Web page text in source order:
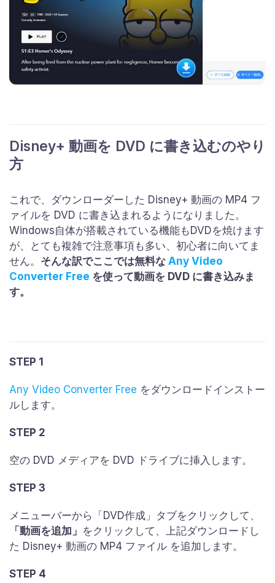
Disney+ 動画を DVD に書き込むのやり
方
これで、ダウンローダーした Disney+ 動画の MP4 フ
ァイルを DVD に書き込まれるようになりました。
Windows自体が搭載されている機能もDVDを焼けます
が、とても複雑で注意事項も多い、初心者に向いてま
せん。 そんな訳でここでは無料な Any Video
Converter Free を使って動画を DVD に書き込みま
す。
STEP 1
Any Video Converter Free をダウンロードインストー
ルします。
STEP 2
空の DVD メディアを DVD ドライブに挿入します。
STEP 3
メニューバーから「DVD作成」タブをクリックして、
「動画を追加」 をクリックして、上記ダウンロードし
た Disney+ 動画の MP4 ファイル を追加します。
STEP 4